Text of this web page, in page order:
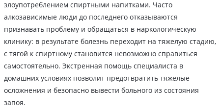
злоупотреблением спиртными напитками. Часто
алкозависимые люди до последнего отказываются
признавать проблему и обращаться в наркологическую
клинику: в результате болезнь переходит на тяжелую стадию,
с тягой к спиртному становится невозможно справиться
самостоятельно. Экстренная помощь специалиста в
домашних условиях позволит предотвратить тяжелые
осложнения и безопасно вывести больного из состояния
запоя.